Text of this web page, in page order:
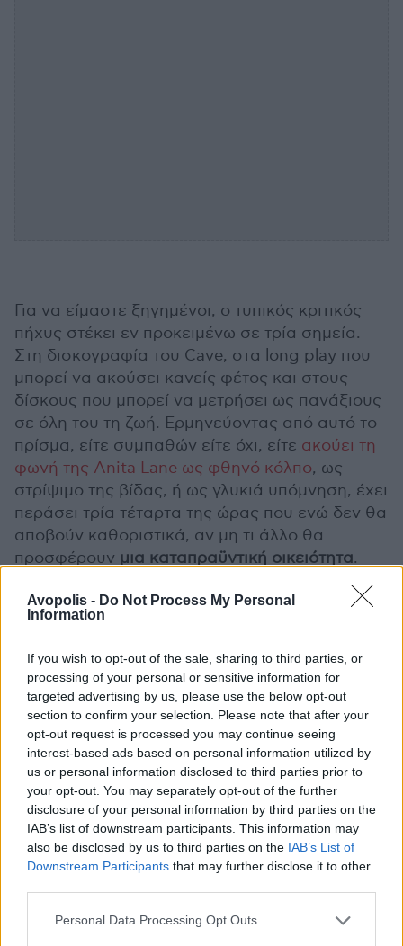
Avopolis - Do Not Process My Personal
Information
If you wish to opt-out of the sale, sharing to third parties, or
processing of your personal or sensitive information for
targeted advertising by us, please use the below opt-out
section to confirm your selection. Please note that after your
opt-out request is processed you may continue seeing
interest-based ads based on personal information utilized by
us or personal information disclosed to third parties prior to
your opt-out. You may separately opt-out of the further
disclosure of your personal information by third parties on the
IAB’s list of downstream participants. This information may
also be disclosed by us to third parties on the IAB’s List of
Downstream Participants that may further disclose it to other
Personal Data Processing Opt Outs
Για να είμαστε ξηγημένοι, ο τυπικός κριτικός
πήχυς στέκει εν προκειμένω σε τρία σημεία.
Στη δισκογραφία του Cave, στα long play που
μπορεί να ακούσει κανείς φέτος και στους
δίσκους που μπορεί να μετρήσει ως πανάξιους
σε όλη του τη ζωή. Ερμηνεύοντας από αυτό το
πρίσμα, είτε συμπαθών είτε όχι, είτε ακούει τη
φωνή της Anita Lane ως φθηνό κόλπο, ως
στρίψιμο της βίδας, ή ως γλυκιά υπόμνηση, έχει
περάσει τρία τέταρτα της ώρας που ενώ δεν θα
αποβούν καθοριστικά, αν μη τι άλλο θα
προσφέρουν μια καταπραϋντική οικειότητα.
Τουλάχιστον ως υπογράφων, αδυνατώ να ρίξω
πια ανάθεμα σε δίσκους που επιτυγχάνουν
έστω αυτό, πολλώ δε μάλλον όταν γνωρίζω την
φωνής σε περιπτώσεις χαμένες από χέρι.
Επομένως αν πάρουμε τον κανόνα «όποιος
αμφιβάλλει πιστεύει, όποιος δεν πιστεύει μένει
μεγαλύτερο διάστημα πιστός», στην περίπτωση
του Cave δόγματος, ας διατηρούμε τις
αμφιβολίες μας για να παραδεχτούμε πως δεν
αναζωπυρώθηκε το όποιο ενδιαφέρον στη
δισκογραφία του φίλου μας, παρά μονάχα
συντηρήθηκε η πίστη μαςαυτή καθαυτή.